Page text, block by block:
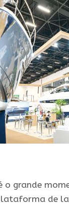
o grande
de